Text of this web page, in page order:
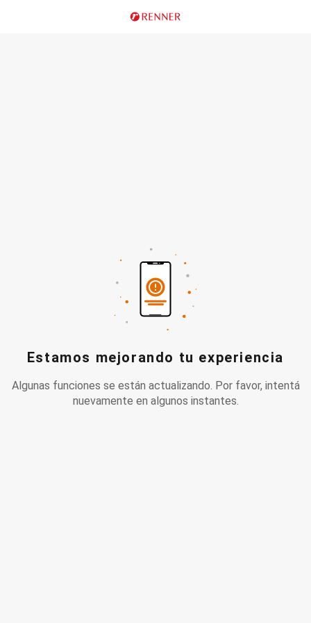
Estamos mejorando tu experiencia
Algunas funciones se están actualizando. Por favor, intentá
nuevamente en algunos instantes.